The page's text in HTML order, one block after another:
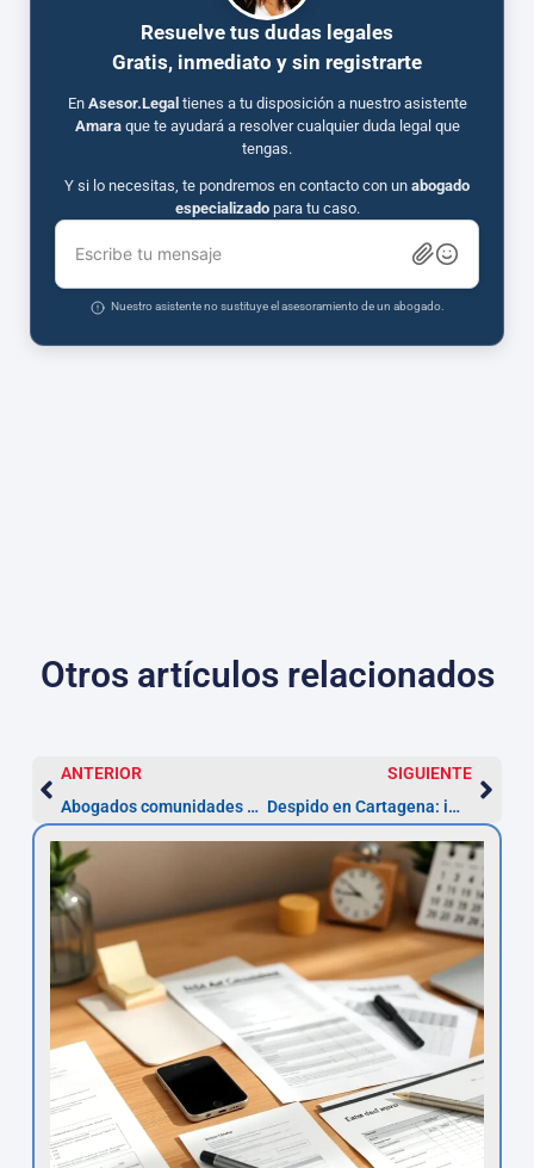
Resuelve tus dudas legales
Gratis, inmediato y sin registrarte
En Asesor.Legal tienes a tu disposición a nuestro asistente
Amaraque te ayudará a resolver cualquier duda legal que
tengas.
Y si lo necesitas, te pondremos en contacto con un abogado
especializadopara tu caso.
Escribe tu mensaje
Nuestro asistente no sustituye el asesoramiento de un abogado.
Otros artículos relacionados
ANTERIOR
Abogados comunidades en Cartagena: reclamar cuotas en 5 años
SIGUIENTE
Despido en Cartagena: impugna en 20 días y cobra indemnización